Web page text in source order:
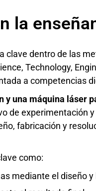
la
clave dentro de las
Technology,
a competencias
y una máquina láser
de experimentación
fabricación y
como:
mediante el diseño